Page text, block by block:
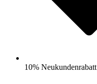
10% Neukundenrabatt